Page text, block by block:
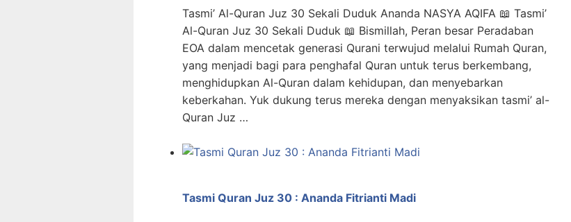
Tasmi’ Al-Quran Juz 30 Sekali Duduk Ananda NASYA AQIFA 📖 Tasmi’
Al-Quran Juz 30 Sekali Duduk 📖 Bismillah, Peran besar Peradaban
EOA dalam mencetak generasi Qurani terwujud melalui Rumah Quran,
yang menjadi bagi para penghafal Quran untuk terus berkembang,
menghidupkan Al-Quran dalam kehidupan, dan menyebarkan
keberkahan. Yuk dukung terus mereka dengan menyaksikan tasmi’ al-
Quran Juz …
Tasmi Quran Juz 30 : Ananda Fitrianti Madi